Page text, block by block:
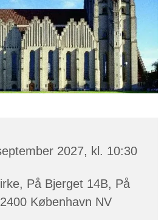
2027, kl. 10:30
På Bjerget 14B, På
København NV